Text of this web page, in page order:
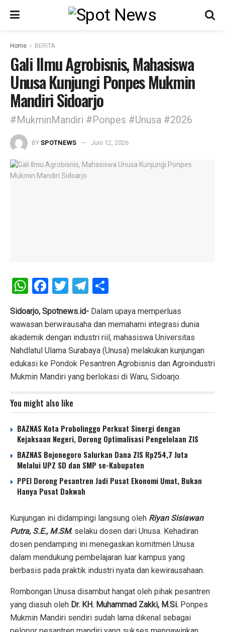
Home BERITA
Gali Ilmu Agrobisnis, Mahasiswa
Unusa Kunjungi Ponpes Mukmin
Mandiri Sidoarjo
#MukminMandiri #Ponpes #Unusa #2026
BYSPOTNEWS Juni 12, 2026
W
h
at
s
A
p
p
F
a
ce
b
o
o
k
T
wi
tt
er
T
el
e
gr
a
m
ar
e
Sidoarjo, Spotnews.id- Dalam upaya memperluas
wawasan berwirausaha dan memahami integrasi dunia
akademik dengan industri riil, mahasiswa Universitas
Nahdlatul Ulama Surabaya (Unusa) melakukan kunjungan
edukasi ke Pondok Pesantren Agrobisnis dan Agroindustri
Mukmin Mandiri yang berlokasi di Waru, Sidoarjo.
You might also like
BAZNAS Kota Probolinggo Perkuat Sinergi dengan
Kejaksaan Negeri, Dorong Optimalisasi Pengelolaan ZIS
BAZNAS Bojonegoro Salurkan Dana ZIS Rp254,7 Juta
Melalui UPZ SD dan SMP se-Kabupaten
PPEI Dorong Pesantren Jadi Pusat Ekonomi Umat, Bukan
Hanya Pusat Dakwah
Kunjungan ini didampingi langsung oleh Riyan Sisiawan
Putra, S.E., M.SM. selaku dosen dari Unusa. Kehadiran
dosen pendamping ini menegaskan komitmen Unusa
dalam mendukung pembelajaran luar kampus yang
berbasis pada praktik industri nyata dan kewirausahaan.
Rombongan Unusa disambut hangat oleh pihak pesantren
yang diasuh oleh Dr. KH. Muhammad Zakki, M.Si. Ponpes
Mukmin Mandiri sendiri sudah lama dikenal sebagai